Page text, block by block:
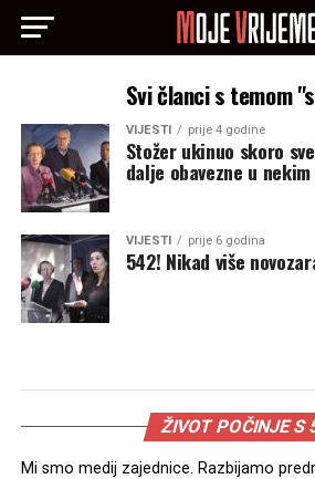
Svi članci s temom
VIJESTI prije 4 godine
Stožer ukinuo skoro
dalje obavezne u
VIJESTI prije 6 godina
542! Nikad više
ŽIVOT POČINJE S
Mi smo medij zajednice. Razbijamo